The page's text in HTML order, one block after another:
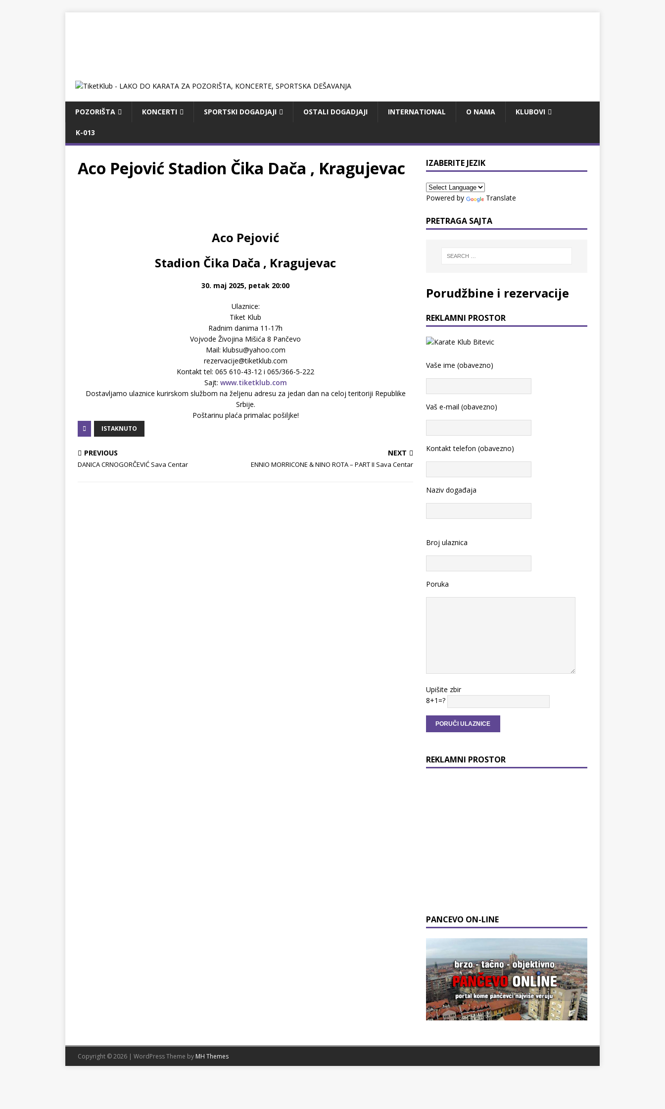
POZORIŠTA KONCERTI SPORTSKI DOGADJAJI OSTALI DOGADJAJI INTERNATIONAL O NAMA KLUBOVI
K-013
Aco Pejović Stadion Čika Dača , Kragujevac
Aco Pejović
Stadion Čika Dača , Kragujevac
30. maj 2025, petak 20:00
Ulaznice:
Tiket Klub
Radnim danima 11-17h
Vojvode Živojina Mišića 8 Pančevo
Mail: klubsu@yahoo.com
rezervacije@tiketklub.com
Kontakt tel: 065 610-43-12 i 065/366-5-222
Sajt: www.tiketklub.com
Dostavljamo ulaznice kurirskom službom na željenu adresu za jedan dan na celoj teritoriji Republike
Srbije.
Poštarinu plaća primalac pošiljke!
ISTAKNUTO
PREVIOUS
DANICA CRNOGORČEVIĆ Sava Centar
NEXT
ENNIO MORRICONE & NINO ROTA – PART II Sava Centar
IZABERITE JEZIK
Powered by Translate
PRETRAGA SAJTA
Porudžbine i rezervacije
REKLAMNI PROSTOR
Vaše ime (obavezno)
Vaš e-mail (obavezno)
Kontakt telefon (obavezno)
Naziv događaja
Broj ulaznica
Poruka
Upišite zbir
8+1=?
REKLAMNI PROSTOR
PANCEVO ON-LINE
Copyright © 2026 | WordPress Theme by MH Themes